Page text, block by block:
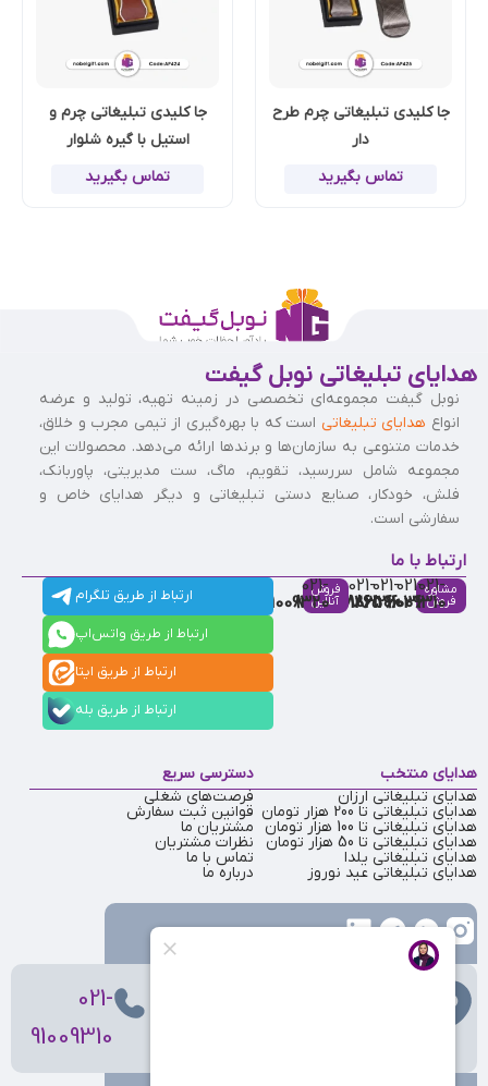
جا کلیدی تبلیغاتی چرم طرح
دار
تماس بگیرید
جا کلیدی تبلیغاتی چرم و
استیل با گیره شلوار
تماس بگیرید
هدایای تبلیغاتی نوبل گیفت
نوبل گیفت مجموعه‌ای تخصصی در زمینه تهیه، تولید و عرضه
انواع هدایای تبلیغاتی است که با بهره‌گیری از تیمی مجرب و خلاق،
خدمات متنوعی به سازمان‌ها و برندها ارائه می‌دهد. محصولات این
مجموعه شامل سررسید، تقویم، ماگ، ست مدیریتی، پاوربانک،
فلش، خودکار، صنایع دستی تبلیغاتی و دیگر هدایای خاص و
سفارشی است.
ارتباط با ما
مشاوره
فروش
021-
91009310
021-
86126036
021-
86126506
021-
88537803
فروش
آنلاین
021-
91009320
ارتباط از طریق تلگرام
ارتباط از طریق واتس‌اپ
ارتباط از طریق ایتا
ارتباط از طریق بله
هدایای منتخب
هدایای تبلیغاتی ارزان
هدایای تبلیغاتی تا 200 هزار تومان
هدایای تبلیغاتی تا 100 هزار تومان
هدایای تبلیغاتی تا 50 هزار تومان
هدایای تبلیغاتی یلدا
هدایای تبلیغاتی عید نوروز
دسترسی سریع
فرصت‌های شغلی
قوانین ثبت سفارش
مشتریان ما
نظرات مشتریان
تماس با ما
درباره ما
021-
91009310